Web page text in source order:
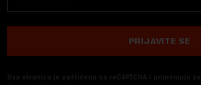
PRIJAVITE SE
Ova stranica je zaštićena sa reCAPTCHA i primenjuju se